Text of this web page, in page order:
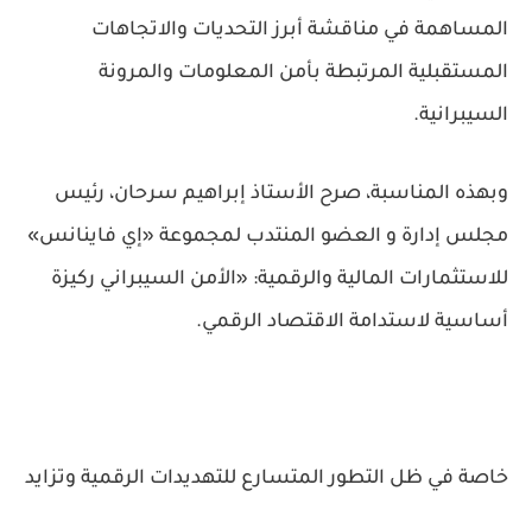
المساهمة في مناقشة أبرز التحديات والاتجاهات
المستقبلية المرتبطة بأمن المعلومات والمرونة
السيبرانية.
وبهذه المناسبة، صرح الأستاذ إبراهيم سرحان، رئيس
مجلس إدارة و العضو المنتدب لمجموعة «إي فاينانس»
للاستثمارات المالية والرقمية: «الأمن السيبراني ركيزة
أساسية لاستدامة الاقتصاد الرقمي.
خاصة في ظل التطور المتسارع للتهديدات الرقمية وتزايد